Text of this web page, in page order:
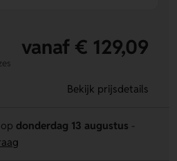
vanaf € 129,09
Bekijk prijsdetails
donderdag 13 augustus